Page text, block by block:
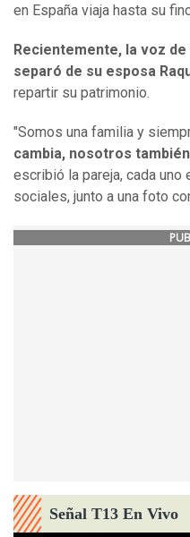
en España viaja hasta su
Recientemente, la voz
separó de su esposa
repartir su patrimonio.
"Somos una familia y
cambia, nosotros
escribió la pareja, cada
sociales, junto a una foto
Señal T13 En Vivo